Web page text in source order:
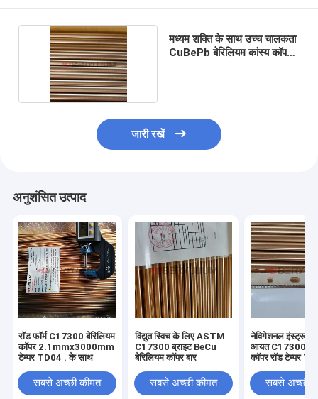
मध्यम शक्ति के साथ उच्च चालकता
CuBePb बेरिलियम कांस्य कॉपर
जारी रखें
अनुशंसित उत्पाद
रॉड फॉर्म C17300 बेरिलियम
कॉपर 2.1mmx3000mm
टेम्पर TD04 . के साथ
सबसे अच्छी कीमत
विद्युत स्विच के लिए ASTM
C17300 ब्राइट BeCu
बेरिलियम कॉपर बार
सबसे अच्छी कीमत
नेविगेशनल
आयत C17300
कॉपर रॉड टेम्पर
सबसे अच्छी